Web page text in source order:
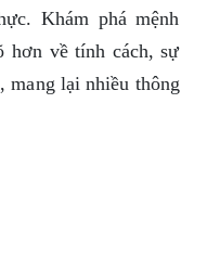
Khám phá mệnh
hơn về tính cách, sự
mang lại nhiều thông